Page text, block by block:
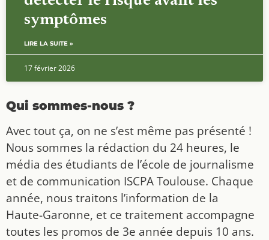
symptômes
LIRE LA SUITE »
17 février 2026
Qui sommes-nous ?
Avec tout ça, on ne s’est même pas présenté !
Nous sommes la rédaction du 24 heures, le
média des étudiants de l’école de journalisme
et de communication ISCPA Toulouse. Chaque
année, nous traitons l’information de la
Haute-Garonne, et ce traitement accompagne
toutes les promos de 3e année depuis 10 ans.